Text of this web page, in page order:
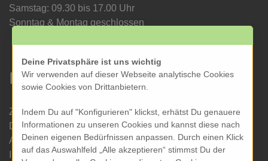
Samstag: 09.30 bis 17.00 Uhr
Sonntag & Montag geschlossen
Informationen
Zahlung und Versand
Datenschutz
AGB
Impressum
Deine Privatsphäre ist uns wichtig
Wir verwenden auf dieser Webseite analytische Cookies
sowie Cookies von Drittanbietern.
Indem Du auf "Konfigurieren" klickst, erhätst Du genauere
Informationen zu unseren Cookies und kannst diese nach
Deinen eigenen Bedürfnissen anpassen. Durch einen Klick
auf das Auswahlfeld „Alle akzeptieren“ stimmst Du der